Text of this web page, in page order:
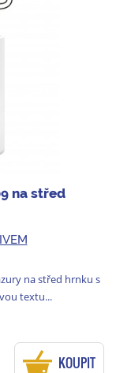
na střed
na střed hrnku s
textu...
KOUPIT